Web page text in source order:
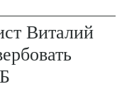
Виталий